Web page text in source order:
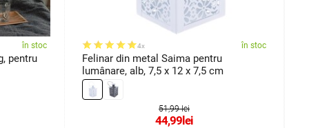
în stoc
pentru
4x în stoc
Felinar din metal Saima pentru
lumânare, alb, 7,5 x 12 x 7,5 cm
51,99 lei
44,99lei